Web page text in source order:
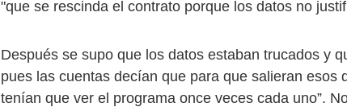
"que se rescinda el contrato porque los datos no
Después se supo que los datos estaban trucados y
pues las cuentas decían que para que salieran esos
tenían que ver el programa once veces cada uno”.